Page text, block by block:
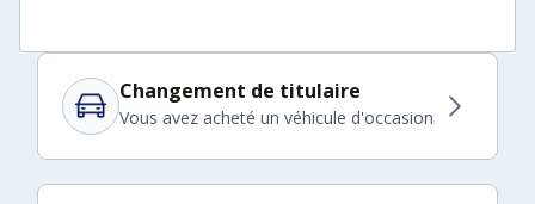
Changement de titulaire
Vous avez acheté un véhicule d'occasion